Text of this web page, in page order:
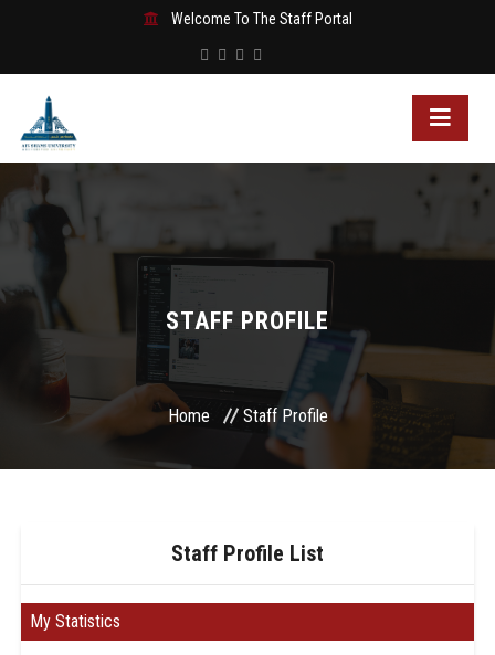
Welcome To The Staff Portal
STAFF PROFILE
Home Staff Profile
Staff Profile List
My Statistics